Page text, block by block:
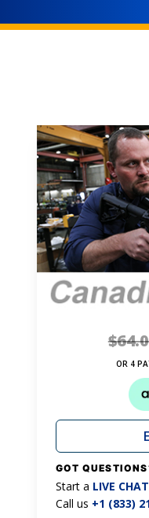
$
OR 4
GOT
Start a LIVE CHAT
Call us +1 (833)